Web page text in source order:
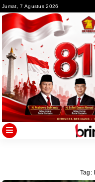
to
content
Jumat, 7 Agustus 2026
Tag: